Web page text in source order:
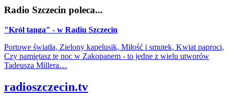
Radio Szczecin poleca...
"Król tanga" - w Radiu Szczecin
Portowe światła, Zielony kapelusik, Miłość i smutek, Kwiat paproci,
Czy pamiętasz tę noc w Zakopanem - to jedne z wielu utworów
Tadeusza Millera…
radioszczecin.tv